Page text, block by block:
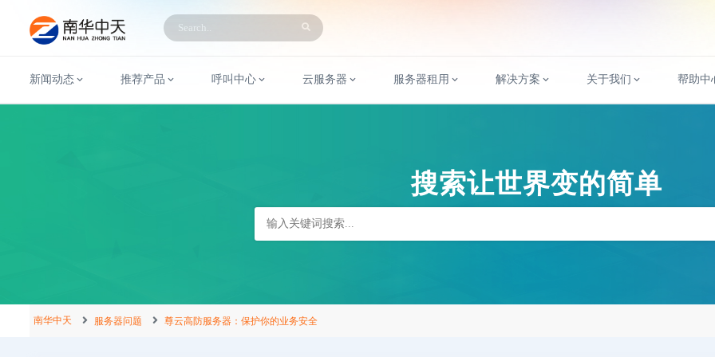
新闻动态 推荐产品 呼叫中心 云服务器 服务器租用 解决方案 关于我们 帮助中
搜索让世界变的简单
南华中天 服务器问题 尊云高防服务器：保护你的业务安全